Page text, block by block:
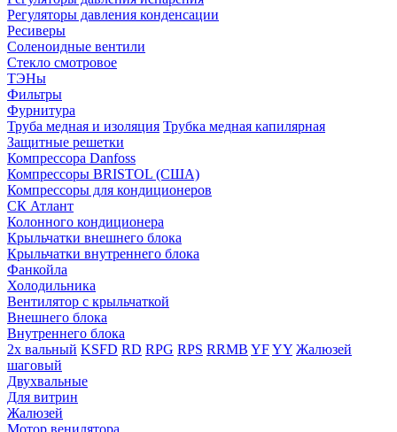
Регуляторы давления конденсации
Ресиверы
Соленоидные вентили
Стекло смотровое
ТЭНы
Фильтры
Фурнитура
Труба медная и изоляция Трубка медная капилярная
Защитные решетки
Компрессора Danfoss
Компрессоры BRISTOL (США)
Компрессоры для кондиционеров
СК Атлант
Колонного кондиционера
Крыльчатки внешнего блока
Крыльчатки внутреннего блока
Фанкойла
Холодильника
Вентилятор с крыльчаткой
Внешнего блока
Внутреннего блока
2х вальный KSFD RD RPG RPS RRMB YFYY Жалюзей
шаговый
Двухвальные
Для витрин
Жалюзей
Мотор венилятора